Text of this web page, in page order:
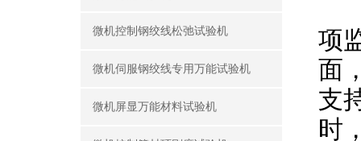
微机控制钢绞线松弛试验机
微机伺服钢绞线专用万能试验机
微机屏显万能材料试验机
项
面
支
时